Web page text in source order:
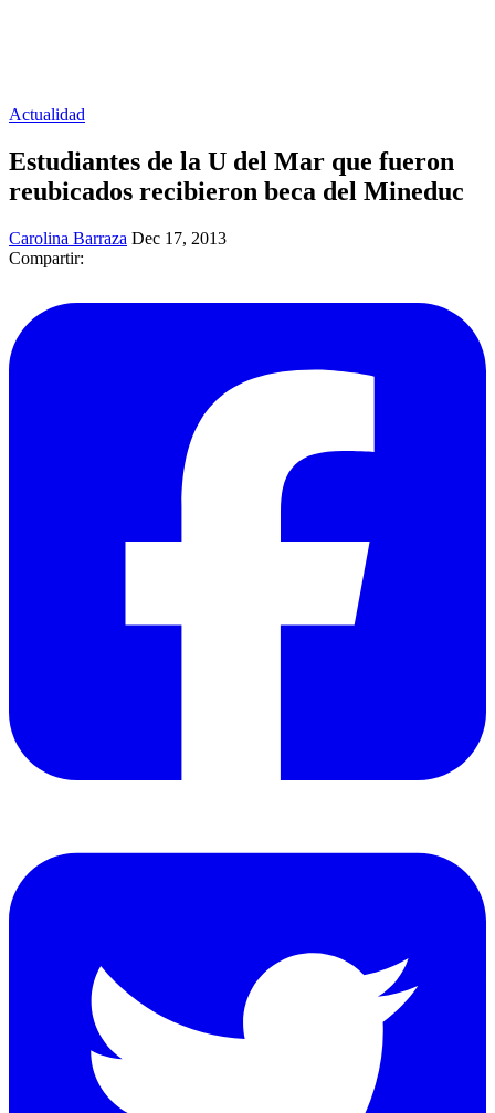
Actualidad
Estudiantes de la U del Mar que fueron
reubicados recibieron beca del Mineduc
Carolina Barraza Dec 17, 2013
Compartir: